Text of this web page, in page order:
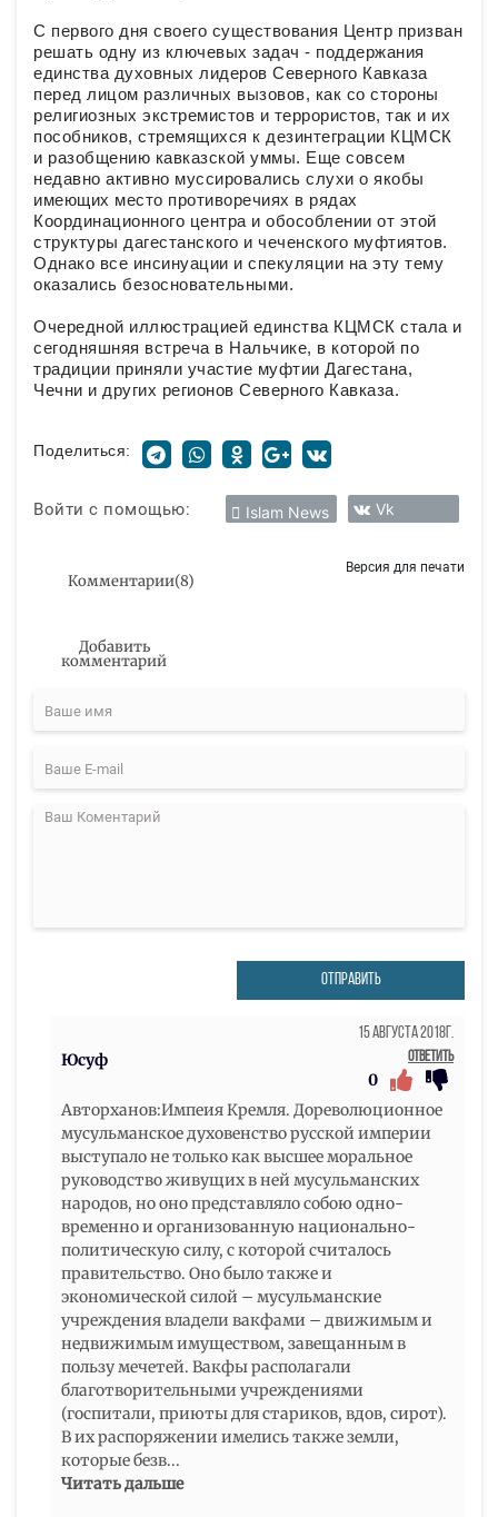
С первого дня своего существования Центр призван
решать одну из ключевых задач - поддержания
единства духовных лидеров Северного Кавказа
перед лицом различных вызовов, как со стороны
религиозных экстремистов и террористов, так и их
пособников, стремящихся к дезинтеграции КЦМСК
и разобщению кавказской уммы. Еще совсем
недавно активно муссировались слухи о якобы
имеющих место противоречиях в рядах
Координационного центра и обособлении от этой
структуры дагестанского и чеченского муфтиятов.
Однако все инсинуации и спекуляции на эту тему
оказались безосновательными.
Очередной иллюстрацией единства КЦМСК стала и
сегодняшняя встреча в Нальчике, в которой по
традиции приняли участие муфтии Дагестана,
Чечни и других регионов Северного Кавказа.
Поделиться:
Войти с помощью: Islam News Vk
Комментарии(8)
Версия для печати
Добавить
комментарий
ОТПРАВИТЬ
Юсуф
15 Августа 2018г.
Ответить
0
Авторханов:Импеия Кремля. Дореволюционное
мусульманское духовенство русской империи
выступало не только как высшее моральное
руководство живущих в ней мусульман­ских
народов, но оно представляло собою одно­
временно и организованную национально-
политиче­скую силу, с которой считалось
правительство. Оно было также и
экономической силой – мусуль­манские
учреждения владели вакфами – движимым и
недвижимым имуществом, завещанным в
поль­зу мечетей. Вакфы располагали
благотворительны­ми учреждениями
(госпитали, приюты для стари­ков, вдов, сирот).
В их распоряжении имелись так­же земли,
которые безв...
Читать дальше